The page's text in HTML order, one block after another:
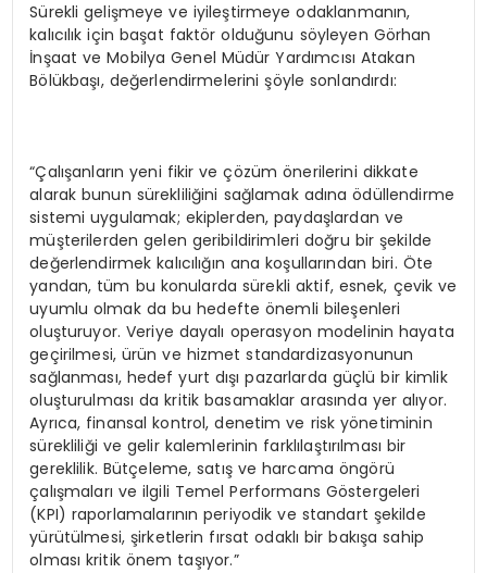
Sürekli gelişmeye ve iyileştirmeye odaklanmanın,
kalıcılık için başat faktör olduğunu söyleyen Görhan
İnşaat ve Mobilya Genel Müdür Yardımcısı Atakan
Bölükbaşı, değerlendirmelerini şöyle sonlandırdı:
“Çalışanların yeni fikir ve çözüm önerilerini dikkate
alarak bunun sürekliliğini sağlamak adına ödüllendirme
sistemi uygulamak; ekiplerden, paydaşlardan ve
müşterilerden gelen geribildirimleri doğru bir şekilde
değerlendirmek kalıcılığın ana koşullarından biri. Öte
yandan, tüm bu konularda sürekli aktif, esnek, çevik ve
uyumlu olmak da bu hedefte önemli bileşenleri
oluşturuyor. Veriye dayalı operasyon modelinin hayata
geçirilmesi, ürün ve hizmet standardizasyonunun
sağlanması, hedef yurt dışı pazarlarda güçlü bir kimlik
oluşturulması da kritik basamaklar arasında yer alıyor.
Ayrıca, finansal kontrol, denetim ve risk yönetiminin
sürekliliği ve gelir kalemlerinin farklılaştırılması bir
gereklilik. Bütçeleme, satış ve harcama öngörü
çalışmaları ve ilgili Temel Performans Göstergeleri
(KPI) raporlamalarının periyodik ve standart şekilde
yürütülmesi, şirketlerin fırsat odaklı bir bakışa sahip
olması kritik önem taşıyor.”